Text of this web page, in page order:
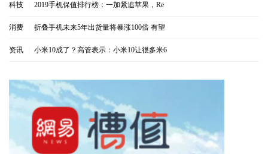
科技 2019手机保值排行榜：一加紧追苹果，Re
消费 折叠手机未来5年出货量将暴涨100倍 有望
资讯 小米10成了？高管表示：小米10让很多米6